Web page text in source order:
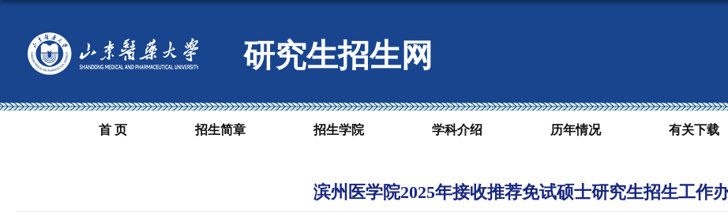
研究生招生网
首 页 招生简章 招生学院 学科介绍 历年情况 有关下载
滨州医学院2025年接收推荐免试硕士研究生招生工作